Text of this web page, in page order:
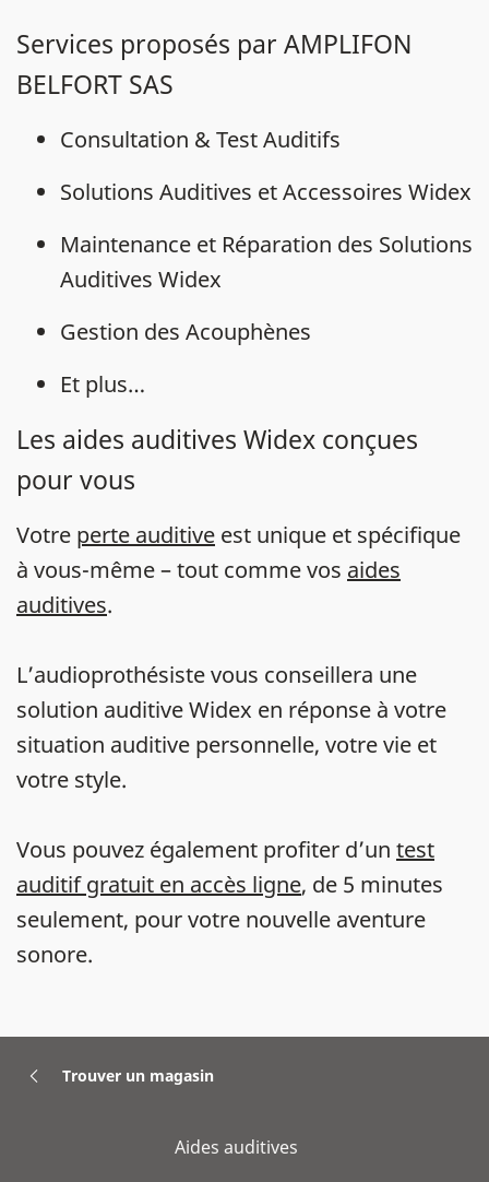
Services proposés par AMPLIFON
BELFORT SAS
Consultation & Test Auditifs
Solutions Auditives et Accessoires Widex
Maintenance et Réparation des Solutions
Auditives Widex
Gestion des Acouphènes
Et plus…
Les aides auditives Widex conçues
pour vous
Votre perte auditive est unique et spécifique
à vous-même – tout comme vos aides
auditives.
L’audioprothésiste vous conseillera une
solution auditive Widex en réponse à votre
situation auditive personnelle, votre vie et
votre style.
Vous pouvez également profiter d’un test
auditif gratuit en accès ligne, de 5 minutes
seulement, pour votre nouvelle aventure
sonore.
Trouver un magasin
Aides auditives